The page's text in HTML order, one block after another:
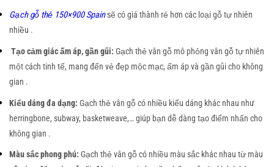
Gạch gỗ thẻ 150×900 Spainsẽ có giá thành rẻ hơn các loại gỗ tự nhiên
nhiều .
Tạo cảm giác ấm áp, gần gũi: Gạch thẻ vân gỗ mô phỏng vân gỗ tự nhiên
một cách tinh tế, mang đến vẻ đẹp mộc mạc, ấm áp và gần gũi cho không
gian .
Kiểu dáng đa dạng: Gạch thẻ vân gỗ có nhiều kiểu dáng khác nhau như
herringbone, subway, basketweave,… giúp bạn dễ dàng tạo điểm nhấn cho
không gian .
Màu sắc phong phú: Gạch thẻ vân gỗ có nhiều màu sắc khác nhau từ màu